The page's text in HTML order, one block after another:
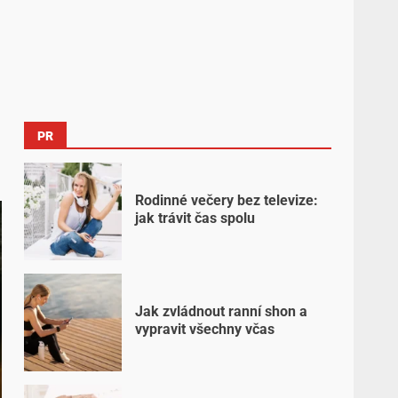
PR
Rodinné večery bez televize:
jak trávit čas spolu
Jak zvládnout ranní shon a
vypravit všechny včas